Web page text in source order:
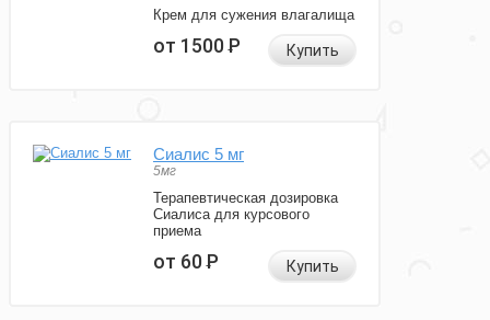
Крем для сужения влагалища
от 1500Р Купить
Сиалис 5 мг
5мг
Терапевтическая дозировка
Сиалиса для курсового
приема
от 60Р Купить